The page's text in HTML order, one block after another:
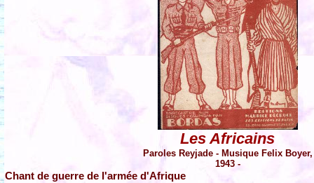
Les Africains
Paroles Reyjade - Musique Felix Boyer,
1943 -
Chant de guerre de l'armée d'Afrique